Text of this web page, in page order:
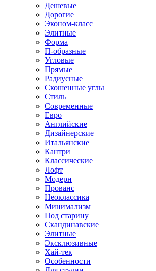
Дешевые
Дорогие
Эконом-класс
Элитные
Форма
П-образные
Угловые
Прямые
Радиусные
Скошенные углы
Стиль
Современные
Евро
Английские
Дизайнерские
Итальянские
Кантри
Классические
Лофт
Модерн
Прованс
Неоклассика
Минимализм
Под старину
Скандинавские
Элитные
Эксклюзивные
Хай-тек
Особенности